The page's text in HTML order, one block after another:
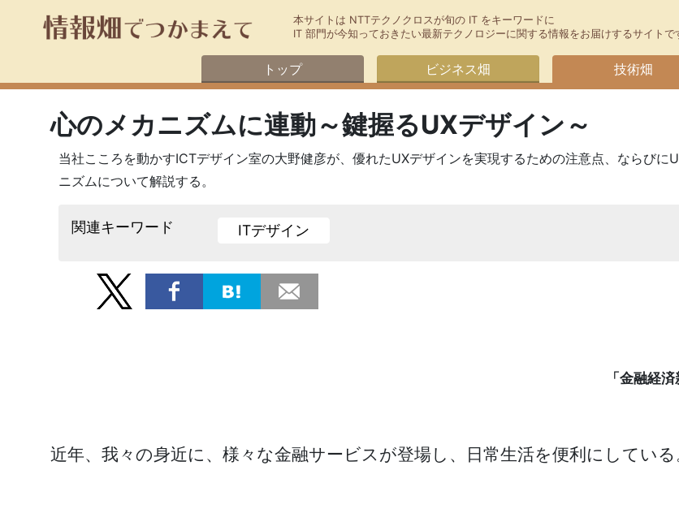
本サイトは NTTテクノクロスが旬の IT をキーワードに
IT 部門が今知っておきたい最新テクノロジーに関する情報をお届けするサイトで
トップ ビジネス畑 技術畑
心のメカニズムに連動～鍵握るUXデザイン～
当社こころを動かすICTデザイン室の大野健彦が、優れたUXデザインを実現するための注意点、ならび
ニズムについて解説する。
関連キーワード ITデザイン
「金融経
近年、我々の身近に、様々な金融サービスが登場し、日常生活を便利にしている